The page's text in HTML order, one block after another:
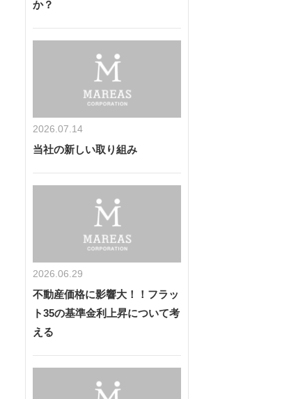
か？
2026.07.14
当社の新しい取り組み
2026.06.29
不動産価格に影響大！！フラッ
ト35の基準金利上昇について考
える